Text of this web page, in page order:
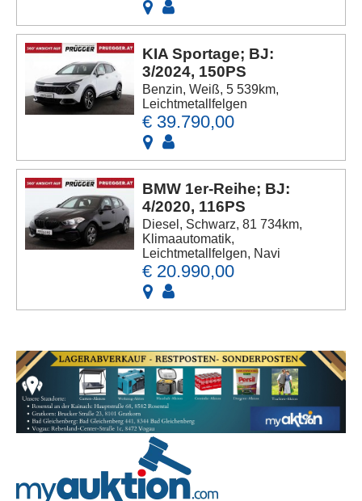
KIA Sportage; BJ:
3/2024, 150PS
Benzin, Weiß, 5 539km,
Leichtmetallfelgen
€ 39.790,00
BMW 1er-Reihe; BJ:
4/2020, 116PS
Diesel, Schwarz, 81 734km,
Klimaautomatik,
Leichtmetallfelgen, Navi
€ 20.990,00